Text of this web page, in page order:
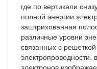
где по вертикали
полной энергии
заштрихованная
различные уровни
связанных с
электропроводности.
электронов